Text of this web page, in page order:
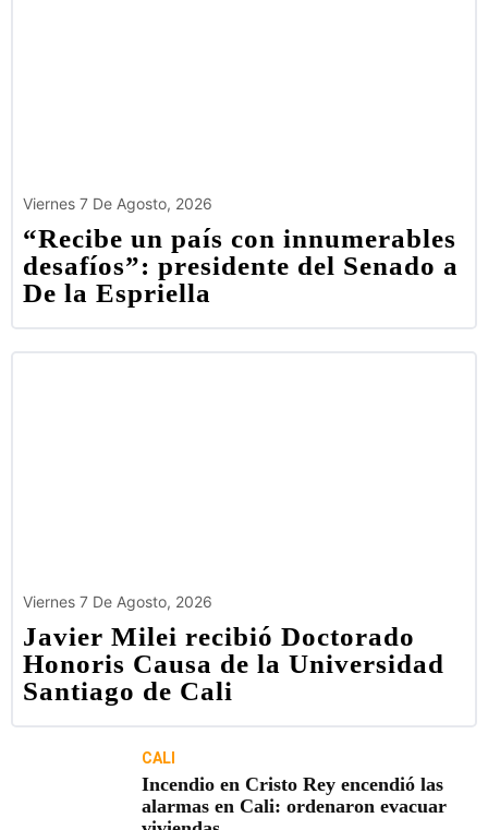
Viernes 7 De Agosto, 2026
“Recibe un país con innumerables
desafíos”: presidente del Senado a
De la Espriella
Viernes 7 De Agosto, 2026
Javier Milei recibió Doctorado
Honoris Causa de la Universidad
Santiago de Cali
CALI
Incendio en Cristo Rey encendió las
alarmas en Cali: ordenaron evacuar